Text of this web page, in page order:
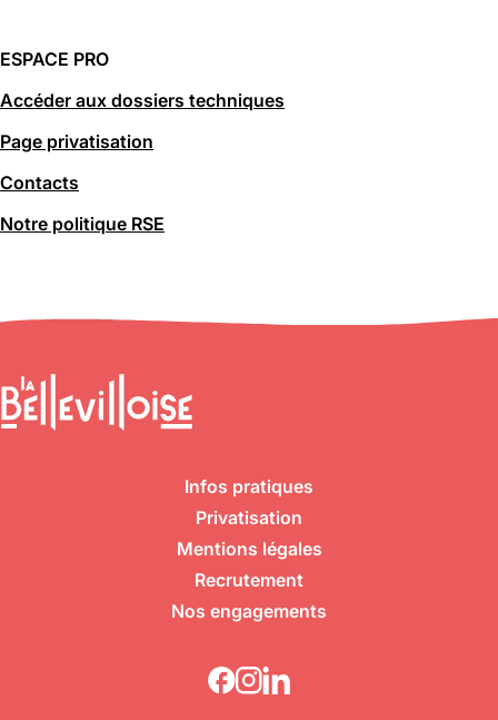
ESPACE PRO
Accéder aux dossiers techniques
Page privatisation
Contacts
Notre politique RSE
Infos pratiques
Privatisation
Mentions légales
Recrutement
Nos engagements